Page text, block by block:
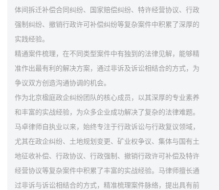
体间拆迁补偿合同纠纷、国家赔偿纠纷、特许经营协议、行政
强制纠纷、撤销行政许可补偿纠纷等复杂案件中积累了深厚的
实践经验。
精通案件梳理，在不同类型案件中有独到的法律见解，能够精
准作出最有利的解决方案，通过非诉及诉讼相结合的方式，为
争议双方创造沟通协调的机会。
作为北京楹庭政企纠纷团队的核心成员，以其深厚的专业素养
和丰富的实战经验，为众多企业成功解决了复杂的法律难题。
马卓律师自执业以来，始终专注于行政诉讼与行政复议领域，
尤其在政企纠纷、土地规划变更、矿业权争议、集体与国有土
地征收补偿、行政协议、行政强制、撤销行政许可补偿及特许
经营协议等复杂案件中积累了丰富的实战经验。马律师擅长通
过非诉与诉讼相结合的方式，精准梳理案件脉络，提出具有前